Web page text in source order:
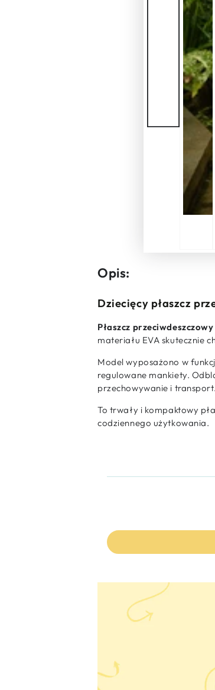
Opis:
Dziecięcy płaszcz
Płaszcz
materiału EVA skutecznie
Model wyposażono w
regulowane mankiety.
przechowywanie i transport.
To trwały i kompaktowy
codziennego użytkowania.